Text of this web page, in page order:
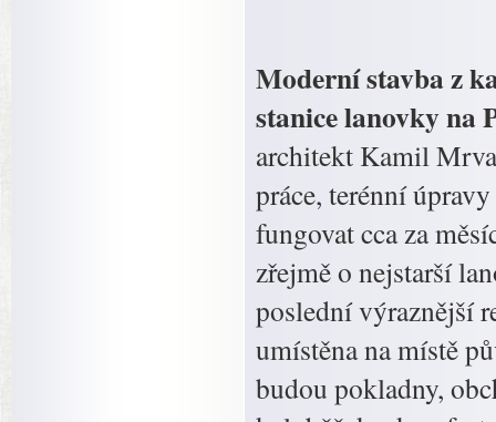
Moderní stavba z
stanice lanovky na
architekt Kamil
práce, terénní
fungovat cca za
zřejmě o nejstarší
poslední výraznější
umístěna na místě
budou pokladny,